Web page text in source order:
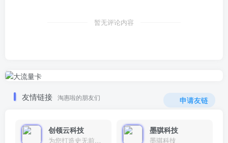
暂无评论内容
友情链接 淘惠啦的朋友们 申请友链
创领云科技
为您打造史无前例的应用产品带您认识新时代产品的创新
墨骐科技
墨骐科技